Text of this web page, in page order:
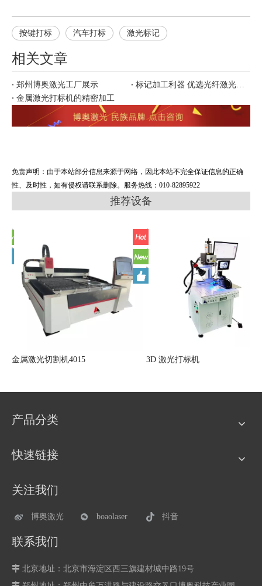
按键打标 汽车打标 激光标记
相关文章
郑州博奥激光工厂展示
金属激光打标机的精密加工
免责声明：由于本站部分信息来源于网络，因此本站不完全保证信息的正确
性、及时性，如有侵权请联系删除。服务热线：010-82895922
推荐设备
焊接机（风冷） 金属激光切割机4015
产品分类
快速链接
关注我们
博奥激光 boaolaser 抖音
联系我们
 北京地址：北京市海淀区西三旗建材城中路19号